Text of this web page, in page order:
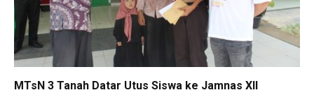
MTsN 3 Tanah Datar Utus Siswa ke Jamnas XII